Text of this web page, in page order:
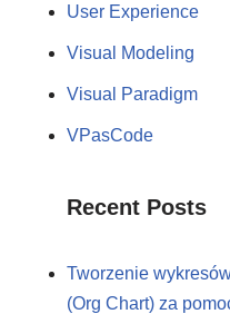
User Experience
Visual Modeling
Visual Paradigm
VPasCode
Recent Posts
Tworzenie
(Org Chart) za